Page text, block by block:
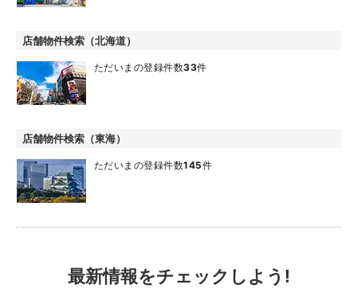
店舗物件検索（北海道）
ただいまの登録件数33件
店舗物件検索（東海）
ただいまの登録件数145件
最新情報をチェックしよう!